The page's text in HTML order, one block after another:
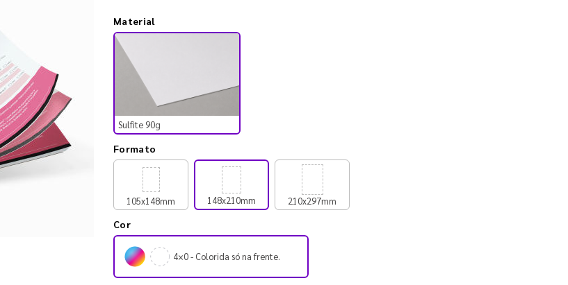
Material
Sulfite 90g
Formato
105x148mm 148x210mm 210x297mm
Cor
4×0 - Colorida só na frente.